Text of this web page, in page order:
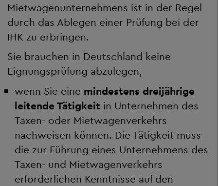
Mietwagenunternehmens ist in der Regel
durch das Ablegen einer Prüfung bei der
IHK zu erbringen.
Sie brauchen in Deutschland keine
Eignungsprüfung abzulegen,
wenn Sie eine mindestens dreijährige
leitende Tätigkeit in Unternehmen des
Taxen- oder Mietwagenverkehrs
nachweisen können. Die Tätigkeit muss
die zur Führung eines Unternehmens des
Taxen- und Mietwagenverkehrs
erforderlichen Kenntnisse auf den